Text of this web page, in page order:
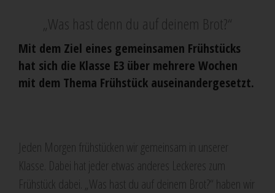
„Was hast denn du auf deinem Brot?“
Mit dem Ziel eines gemeinsamen Frühstücks
hat sich die Klasse E3 über mehrere Wochen
mit dem Thema Frühstück auseinandergesetzt.
Jeden Morgen frühstücken wir gemeinsam in unserer
Klasse. Dabei hat jeder etwas anderes Leckeres zum
Frühstück dabei. „Was hast du auf deinem Brot?“ haben wir